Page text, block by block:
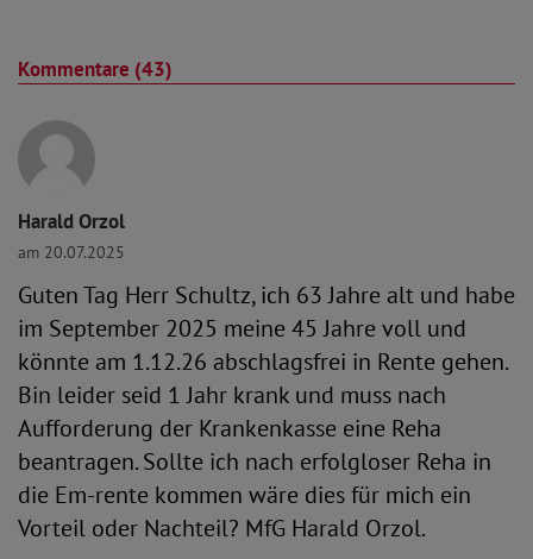
Kommentare (43)
Harald Orzol
am 20.07.2025
Guten Tag Herr Schultz, ich 63 Jahre alt und habe
im September 2025 meine 45 Jahre voll und
könnte am 1.12.26 abschlagsfrei in Rente gehen.
Bin leider seid 1 Jahr krank und muss nach
Aufforderung der Krankenkasse eine Reha
beantragen. Sollte ich nach erfolgloser Reha in
die Em-rente kommen wäre dies für mich ein
Vorteil oder Nachteil? MfG Harald Orzol.